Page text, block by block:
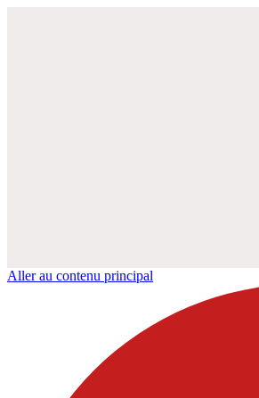
Aller au contenu principal